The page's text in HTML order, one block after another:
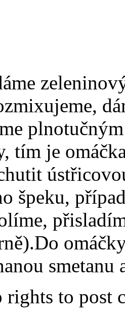
tím je
špeku,
smetanu
rights to post